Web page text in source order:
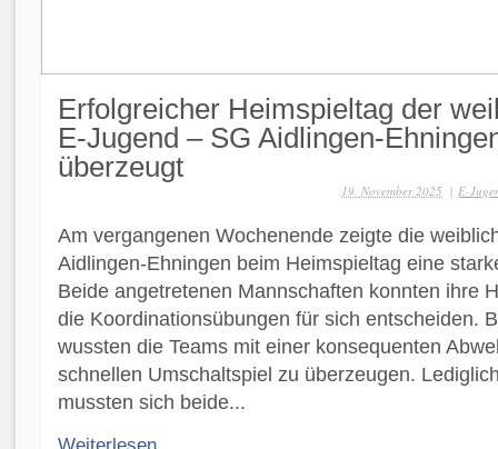
Erfolgreicher Heimspieltag der
E-Jugend – SG Aidlingen-
überzeugt
| E-
19. November 2025
Am vergangenen Wochenende zeigte die
Aidlingen-Ehningen beim Heimspieltag eine
Beide angetretenen Mannschaften konnten ihre
die Koordinationsübungen für sich entscheiden.
wussten die Teams mit einer konsequenten
schnellen Umschaltspiel zu überzeugen.
mussten sich beide...